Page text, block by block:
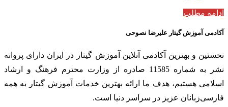
ادامه مطلب
آکادمی آموزش گیتار علیرضا نصوحی
نخستین و بهترین آکادمی آنلاین آموزش گیتار در ایران دارای پروانه
نشر به شماره 11585 صادره از وزارت محترم فرهنگ و ارشاد
اسلامی هستیم، هدف ما ارائه بهترین خدمات آموزش گیتار به همه
فارسی‌زبانان عزیز در سراسر دنیا است.